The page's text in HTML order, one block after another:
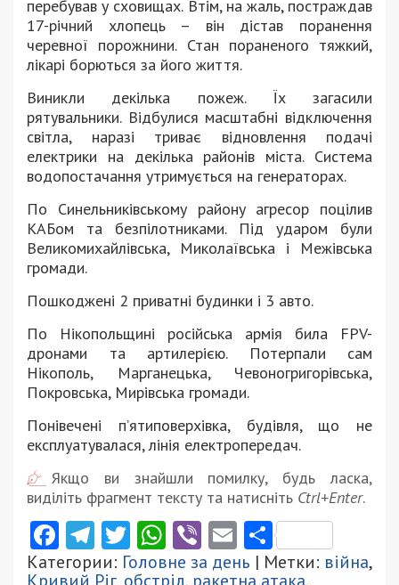
перебував у сховищах. Втім, на жаль, постраждав
17-річний хлопець – він дістав поранення
черевної порожнини. Стан пораненого тяжкий,
лікарі борються за його життя.
Виникли декілька пожеж. Їх загасили
рятувальники. Відбулися масштабні відключення
світла, наразі триває відновлення подачі
електрики на декілька районів міста. Система
водопостачання утримується на генераторах.
По Синельниківському району агресор поцілив
КАБом та безпілотниками. Під ударом були
Великомихайлівська, Миколаївська і Межівська
громади.
Пошкоджені 2 приватні будинки і 3 авто.
По Нікопольщині російська армія била FPV-
дронами та артилерією. Потерпали сам
Нікополь, Марганецька, Чевоногригорівська,
Покровська, Мирівська громади.
Понівечені п’ятиповерхівка, будівля, що не
експлуатувалася, лінія електропередач.
Якщо ви знайшли помилку, будь ласка,
виділіть фрагмент тексту та натисніть Ctrl+Enter.
Facebook
Telegram
Twitter
WhatsApp
ViberEmail
Категории: Головне за день | Метки: війна,